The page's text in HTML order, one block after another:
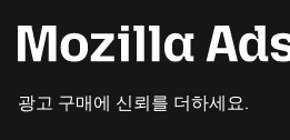
광고 구매에 신뢰를 더하세요.